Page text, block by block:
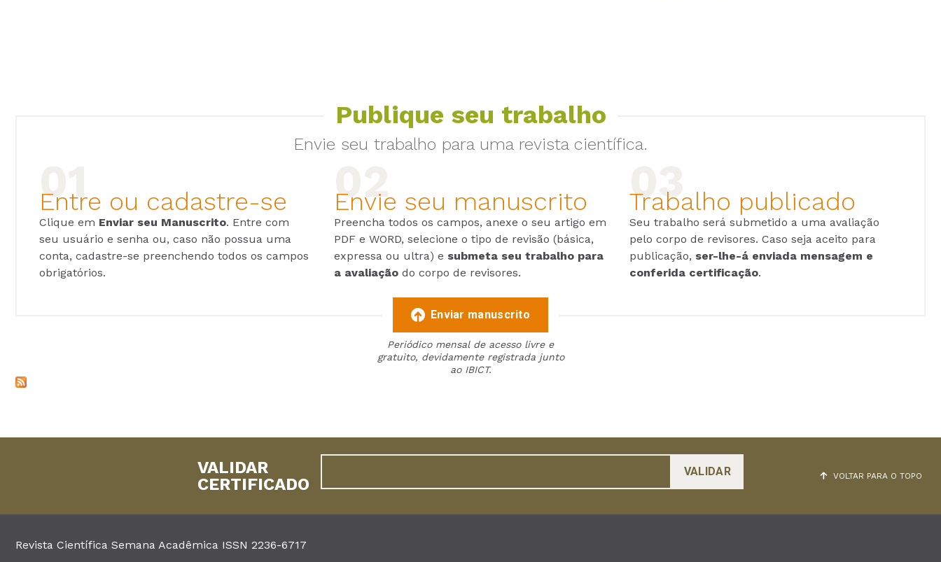
Publique seu trabalho
Envie seu trabalho para uma revista científica.
Entre ou cadastre-se
Clique em Enviar seu Manuscrito. Entre com
seu usuário e senha ou, caso não possua uma
conta, cadastre-se preenchendo todos os campos
obrigatórios.
Envie seu manuscrito
Preencha todos os campos, anexe o seu artigo em
PDF e WORD, selecione o tipo de revisão (básica,
expressa ou ultra) e submeta seu trabalho para
a avaliação do corpo de revisores.
Trabalho publicado
Seu trabalho será submetido a uma avaliação
pelo corpo de revisores. Caso seja aceito para
publicação, ser-lhe-á enviada mensagem e
conferida certificação.
Enviar manuscrito
Periódico mensal de acesso livre e
gratuito, devidamente registrada junto
ao IBICT.
VOLTAR PARA O TOPO
VALIDAR
CERTIFICADO
Revista Científica Semana Acadêmica ISSN 2236-6717